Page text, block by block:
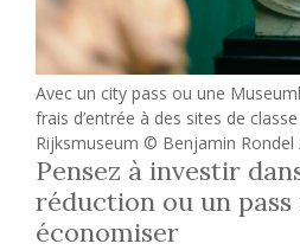
Avec un city pass ou une
frais d’entrée à des sites de
Rijksmuseum © Benjamin Rondel
Pensez à investir
réduction ou un pass
économiser